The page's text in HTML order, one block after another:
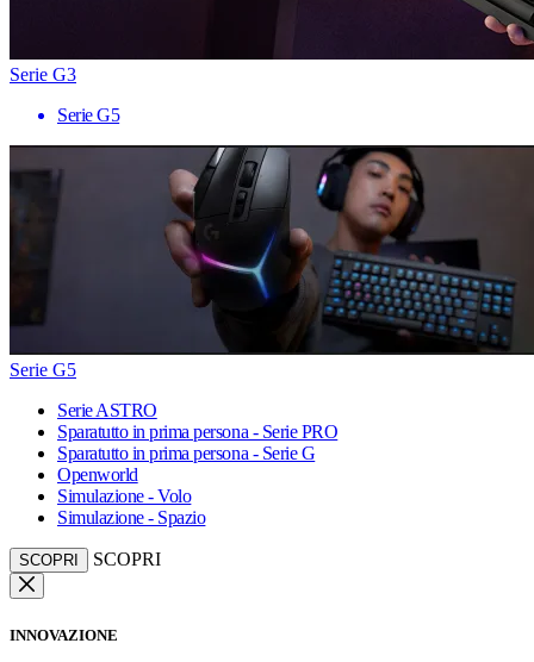
Serie G3
Serie G5
Serie G5
Serie ASTRO
Sparatutto in prima persona - Serie PRO
Sparatutto in prima persona - Serie G
Openworld
Simulazione - Volo
Simulazione - Spazio
SCOPRI SCOPRI
INNOVAZIONE